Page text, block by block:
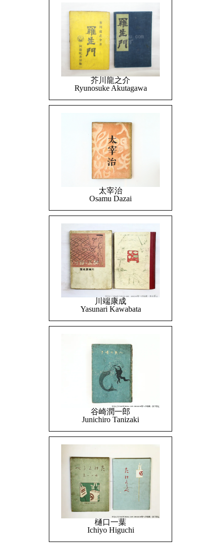
芥川龍之介
Ryunosuke Akutagawa
太宰治
Osamu Dazai
川端康成
Yasunari Kawabata
谷崎潤一郎
Junichiro Tanizaki
樋口一葉
Ichiyo Higuchi